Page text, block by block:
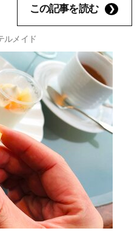
この記事を読む
ルメイド